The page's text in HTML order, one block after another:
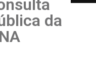
Route com
sócio Felipe
Omori